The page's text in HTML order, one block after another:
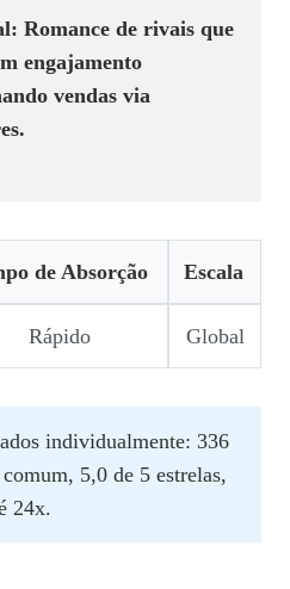
Romance de rivais que
engajamento
vendas via
de Absorção Escala
Rápido Global
individualmente: 336
5,0 de 5 estrelas,
24x.